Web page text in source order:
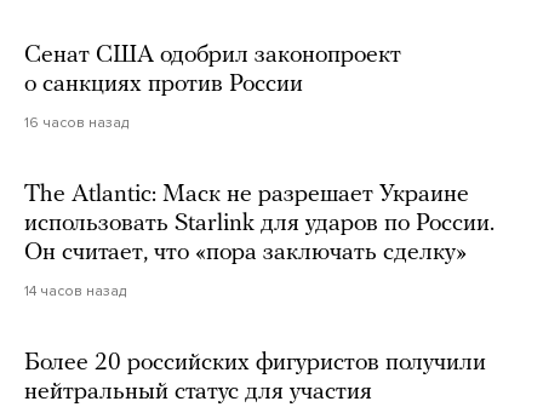
Сенат США одобрил законопроект
о санкциях против России
16 часов назад
The Atlantic: Маск не разрешает Украине
использовать Starlink для ударов по России.
Он считает, что «пора заключать сделку»
14 часов назад
Более 20 российских фигуристов получили
нейтральный статус для участия